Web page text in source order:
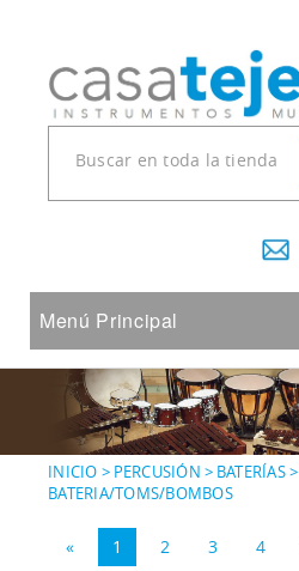
Menú Principal
INICIO > PERCUSIÓN > BATERÍAS>
BATERIA/TOMS/BOMBOS
« 1 2 3 4